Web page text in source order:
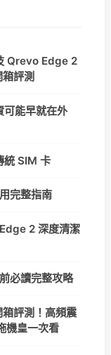
Qrevo Edge 2
評測
可能早就在外
統 SIM 卡
完整指南
2 深度清潔
必讀完整攻略
評測！高頻震
機皇一次看